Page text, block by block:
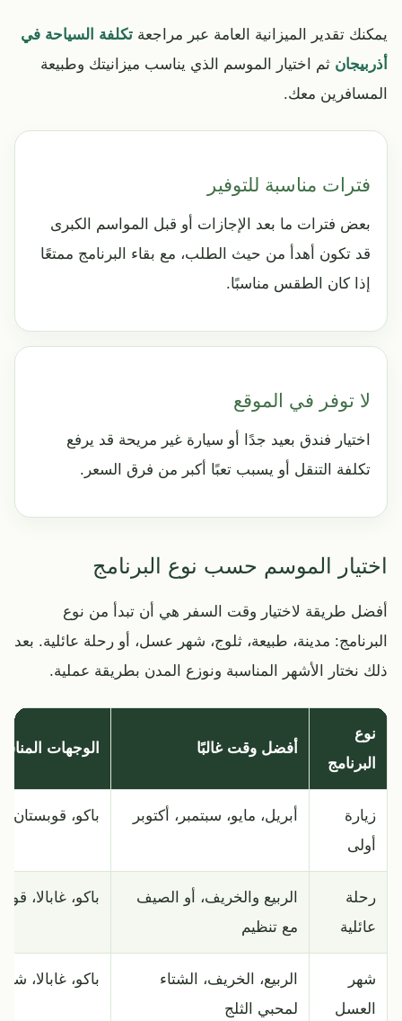
يمكنك تقدير الميزانية العامة عبر مراجعة تكلفة السياحة في
أذربيجان ثم اختيار الموسم الذي يناسب ميزانيتك وطبيعة
المسافرين معك.
فترات مناسبة للتوفير
بعض فترات ما بعد الإجازات أو قبل المواسم الكبرى
قد تكون أهدأ من حيث الطلب، مع بقاء البرنامج ممتعًا
إذا كان الطقس مناسبًا.
لا توفر في الموقع
اختيار فندق بعيد جدًا أو سيارة غير مريحة قد يرفع
تكلفة التنقل أو يسبب تعبًا أكبر من فرق السعر.
اختيار الموسم حسب نوع البرنامج
أفضل طريقة لاختيار وقت السفر هي أن تبدأ من نوع
البرنامج: مدينة، طبيعة، ثلوج، شهر عسل، أو رحلة عائلية. بعد
ذلك نختار الأشهر المناسبة ونوزع المدن بطريقة عملية.
نوع
البرنامج
أفضل وقت غالبًا الوجهات
زيارة
أولى
أبريل، مايو، سبتمبر، أكتوبر باكو، قوبستان،
رحلة
عائلية
الربيع والخريف، أو الصيف
مع تنظيم
باكو، غابالا، قوبا
شهر
العسل
الربيع، الخريف، الشتاء
لمحبي الثلج
باكو، غابالا،